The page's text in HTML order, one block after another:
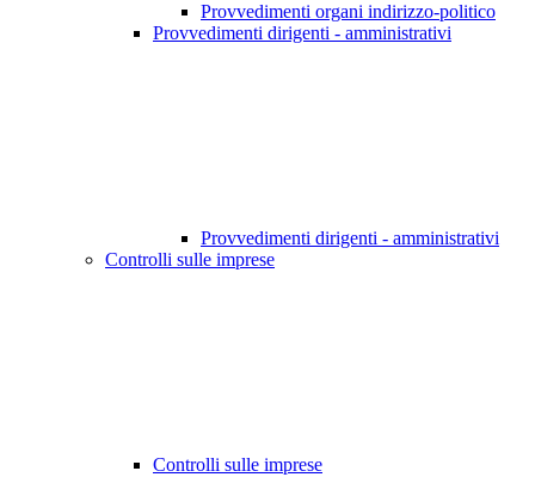
Provvedimenti organi indirizzo-politico
Provvedimenti dirigenti - amministrativi
Provvedimenti dirigenti - amministrativi
Controlli sulle imprese
Controlli sulle imprese